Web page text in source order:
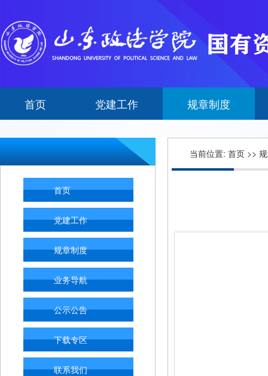
首页 党建工作 规章制度
首页
党建工作
规章制度
业务导航
公示公告
下载专区
联系我们
当前位置: 首页 >>